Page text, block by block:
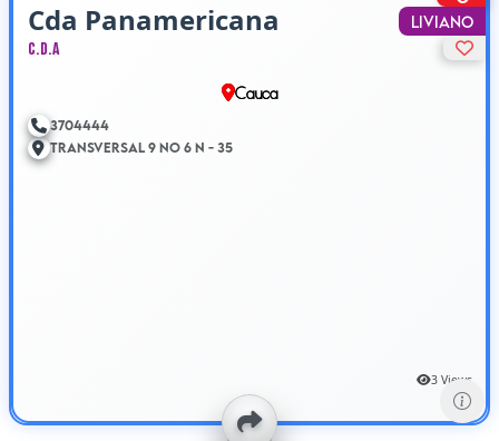
Liviano
Cda Panamericana
C.D.A
Cauca
3704444
Transversal 9 No 6 N - 35
3 Views